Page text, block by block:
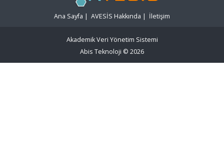
Ana Sayfa | AVESİS Hakkında | İletişim
Akademik Veri Yönetim Sistemi
Abis Teknoloji © 2026